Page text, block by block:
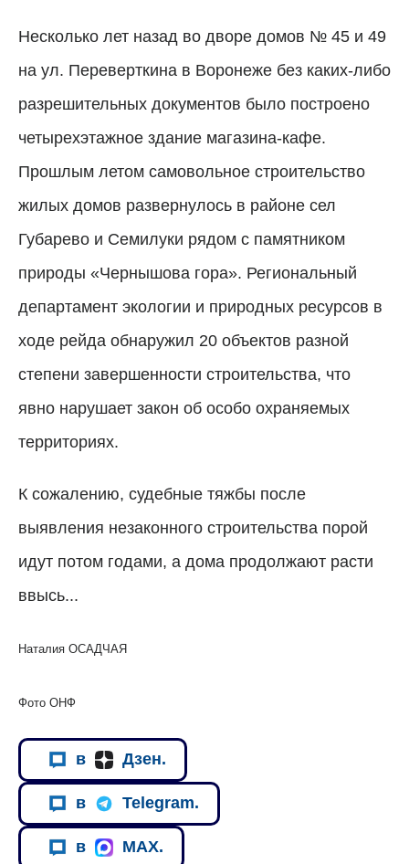
Несколько лет назад во дворе домов № 45 и 49
на ул. Переверткина в Воронеже без каких-либо
разрешительных документов было построено
четырехэтажное здание магазина-кафе.
Прошлым летом самовольное строительство
жилых домов развернулось в районе сел
Губарево и Семилуки рядом с памятником
природы «Чернышова гора». Региональный
департамент экологии и природных ресурсов в
ходе рейда обнаружил 20 объектов разной
степени завершенности строительства, что
явно нарушает закон об особо охраняемых
территориях.
К сожалению, судебные тяжбы после
выявления незаконного строительства порой
идут потом годами, а дома продолжают расти
ввысь...
Наталия ОСАДЧАЯ
Фото ОНФ
в Дзен.
в Telegram.
в MAX.